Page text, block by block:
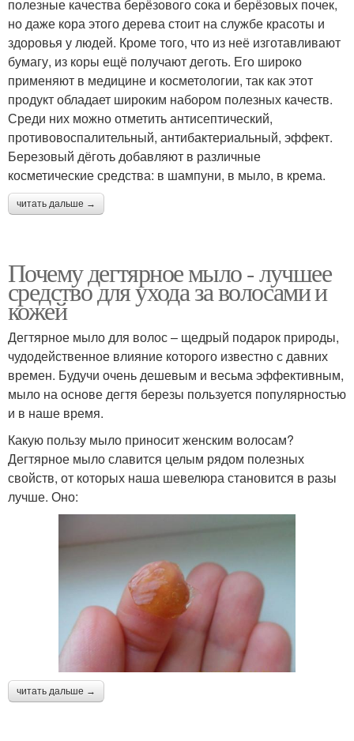
полезные качества берёзового сока и берёзовых почек,
но даже кора этого дерева стоит на службе красоты и
здоровья у людей. Кроме того, что из неё изготавливают
бумагу, из коры ещё получают деготь. Его широко
применяют в медицине и косметологии, так как этот
продукт обладает широким набором полезных качеств.
Среди них можно отметить антисептический,
противовоспалительный, антибактериальный, эффект.
Березовый дёготь добавляют в различные
косметические средства: в шампуни, в мыло, в крема.
читать дальше →
Почему дегтярное мыло - лучшее
средство для ухода за волосами и
кожей
Дегтярное мыло для волос – щедрый подарок природы,
чудодейственное влияние которого известно с давних
времен. Будучи очень дешевым и весьма эффективным,
мыло на основе дегтя березы пользуется популярностью
и в наше время.
Какую пользу мыло приносит женским волосам?
Дегтярное мыло славится целым рядом полезных
свойств, от которых наша шевелюра становится в разы
лучше. Оно:
читать дальше →